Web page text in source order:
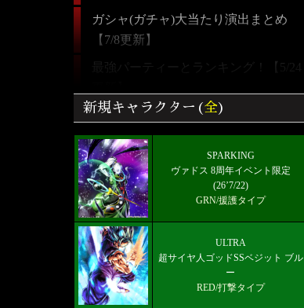
ガシャ(ガチャ)大当たり演出まとめ
【7/8更新】
最強パーティーとランキング！【5/24
【ドラゴンボールレジェンズ】全キャ
ラクター画像リスト＆絞り込み検索
好きなキャラから選ぶチーム編成【パ
ーティー】
ULTRA 超サイヤ人ゴッドSSベジット
RED赤属性 レベル5000フルブースト
限界突破★7+
最新メインストーリー「第19部3章
(6/10)」配信【更新履歴】
新規キャラクター(全)
SPARKING
ヴァドス 8周年イベント限定
(26’7/22)
GRN/援護タイプ
ULTRA
超サイヤ人ゴッドSSベジット ブル
ー
RED/打撃タイプ